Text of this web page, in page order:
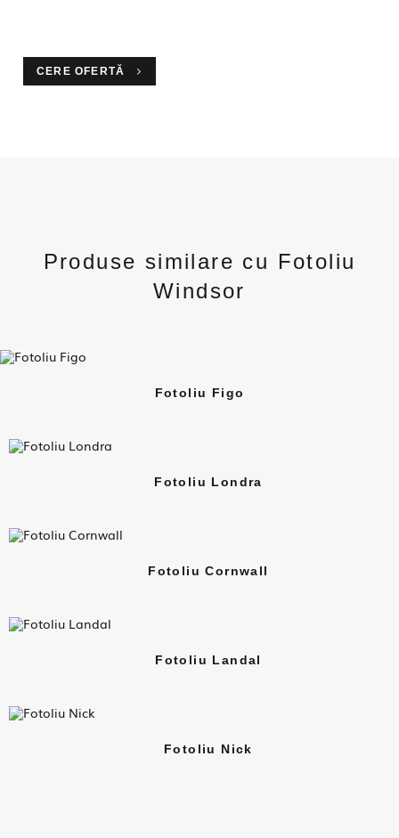
CERE OFERTĂ
Produse similare cu Fotoliu
Windsor
Fotoliu Figo
Fotoliu Londra
Fotoliu Cornwall
Fotoliu Landal
Fotoliu Nick